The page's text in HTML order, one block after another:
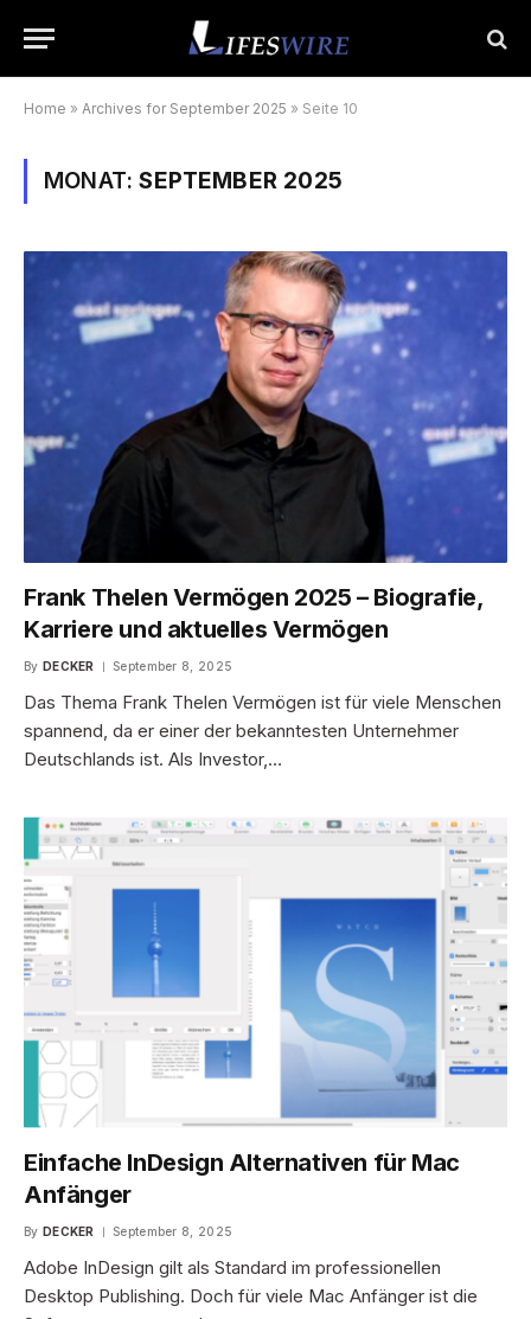
Home » Archives for September 2025 » Seite 10
MONAT:SEPTEMBER 2025
Frank Thelen Vermögen 2025 – Biografie,
Karriere und aktuelles Vermögen
By DECKER September 8, 2025
Das Thema Frank Thelen Vermögen ist für viele Menschen
spannend, da er einer der bekanntesten Unternehmer
Deutschlands ist. Als Investor,…
Einfache InDesign Alternativen für Mac
Anfänger
By DECKER September 8, 2025
Adobe InDesign gilt als Standard im professionellen
Desktop Publishing. Doch für viele Mac Anfänger ist die